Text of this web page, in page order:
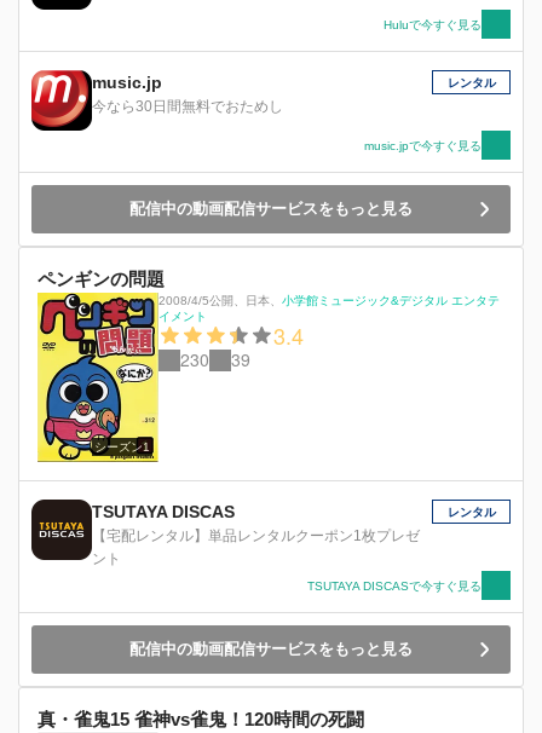
を呼び出すが、イブラヒムは予定を早め、既に帝
の部屋を自分のものにしようと画策。空室のまま
にするというスレイマンの意思と慣例に反したヒ
ェ、マヒデブラン、ギュルフェムの 3 人は策を練
マンに辞任を申し出て、後任を推薦したのだ。そ
スレイマンの最強乳母アフィフェだった…！ 一
ハティジェだったが、離婚をすればイブラヒムを
貶めたいヒュッレムの思うつぼだとマヒデブラン
に説得され、離婚を撤回。そして、母后の部屋を
執拗に求めるヒュッレムと、慣例に従い空室にす
由もなかった…。
Huluで今すぐ見る
music.jp
今なら30日間無料でおためし
レンタル
music.jpで今すぐ見る
配信中の動画配信サービスをもっと見る
ペンギンの問題
シーズン1
2008/4/5公開 日本
小学館ミュージック&デジタル エンタテ
イメント
3.4
230 39
TSUTAYA DISCAS
【宅配レンタル】単品レンタルクーポン1枚プレゼ
ント
レンタル
TSUTAYA DISCASで今すぐ見る
配信中の動画配信サービスをもっと見る
真・雀鬼15 雀神vs雀鬼！120時間の死闘